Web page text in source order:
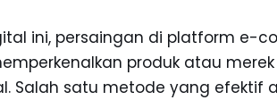
ini, persaingan di platform e-
produk atau
Salah satu metode yang efektif